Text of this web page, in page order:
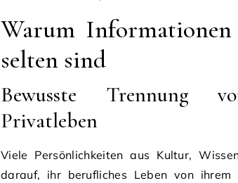
Warum
selten sind
Bewusste Trennung
Privatleben
Viele Persönlichkeiten aus Kultur,
darauf, ihr berufliches Leben von